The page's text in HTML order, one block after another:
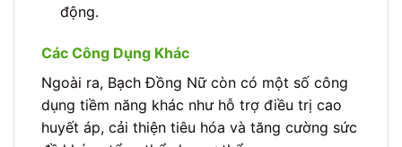
động.
Các Công Dụng Khác
Ngoài ra, Bạch Đồng Nữ còn có một số công
dụng tiềm năng khác như hỗ trợ điều trị cao
huyết áp, cải thiện tiêu hóa và tăng cường sức